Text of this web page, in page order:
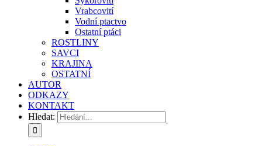
Vrabcovití
Vodní ptactvo
Ostatní ptáci
ROSTLINY
SAVCI
KRAJINA
OSTATNÍ
AUTOR
ODKAZY
KONTAKT
Hledat: